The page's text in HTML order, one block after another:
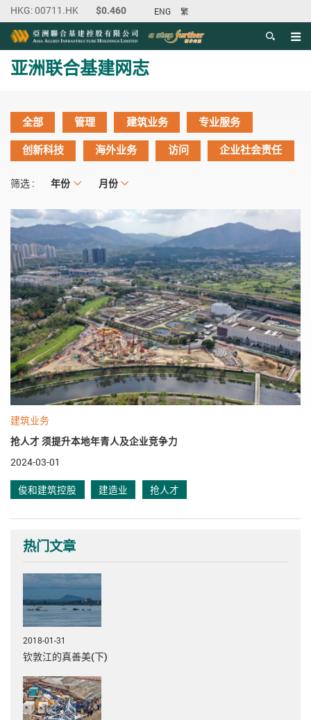
ENG 繁
目录
主内容开始
亚洲联合基建网志
全部 管理 建筑业务
专业服务
创新科技
海外业务 访问 企业社会责任
筛选 : 年份
年份 月份
月份
建筑业务
抢人才 须提升本地年青人及企业竞争力
2024-03-01
俊和建筑控股 建造业 抢人才
热门文章
2018-01-31
钦敦江的真善美(下)